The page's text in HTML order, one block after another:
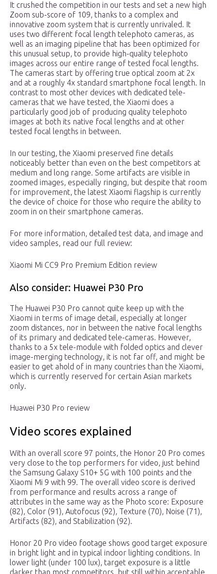
It crushed the competition in our tests and set a new high
Zoom sub-score of 109, thanks to a complex and
innovative zoom system that is currently unrivaled. It
uses two different focal length telephoto cameras, as
well as an imaging pipeline that has been optimized for
this unusual setup, to provide high-quality telephoto
images across our entire range of tested focal lengths.
The cameras start by offering true optical zoom at 2x
and at a roughly 4x standard smartphone focal length. In
contrast to most other devices with dedicated tele-
cameras that we have tested, the Xiaomi does a
particularly good job of producing quality telephoto
images at both its native focal lengths and at other
tested focal lengths in between.
In our testing, the Xiaomi preserved fine details
noticeably better than even on the best competitors at
medium and long range. Some artifacts are visible in
zoomed images, especially ringing, but despite that room
for improvement, the latest Xiaomi flagship is currently
the device of choice for those who require the ability to
zoom in on their smartphone cameras.
For more information, detailed test data, and image and
video samples, read our full review:
Xiaomi Mi CC9 Pro Premium Edition review
Also consider: Huawei P30 Pro
The Huawei P30 Pro cannot quite keep up with the
Xiaomi in terms of image detail, especially at longer
zoom distances, nor in between the native focal lengths
of its primary and dedicated tele-cameras. However,
thanks to a 5x tele-module with folded optics and clever
image-merging technology, it is not far off, and might be
easier to get ahold of in many countries than the Xiaomi,
which is currently reserved for certain Asian markets
only.
Huawei P30 Pro review
Video scores explained
With an overall score 97 points, the Honor 20 Pro comes
very close to the top performers for video, just behind
the Samsung Galaxy S10+ 5G with 100 points and the
Xiaomi Mi 9 with 99. The overall video score is derived
from performance and results across a range of
attributes in the same way as the Photo score: Exposure
(82), Color (91), Autofocus (92), Texture (70), Noise (71),
Artifacts (82), and Stabilization (92).
Honor 20 Pro video footage shows good target exposure
in bright light and in typical indoor lighting conditions. In
lower light (under 100 lux), target exposure is a little
darker than most competitors, but still within acceptable